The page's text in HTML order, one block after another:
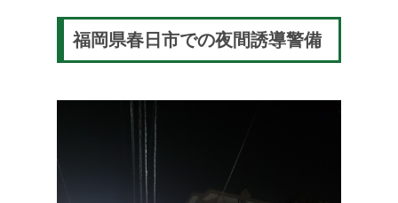
福岡県春日市での夜間誘導警備